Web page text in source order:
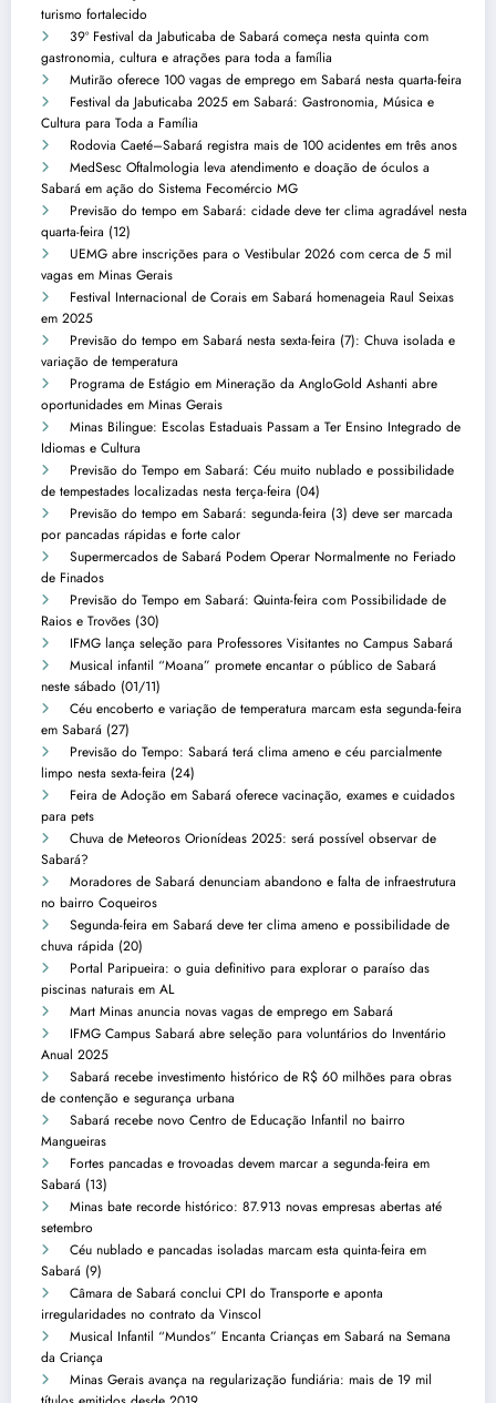
turismo fortalecido
39º Festival da Jabuticaba de Sabará começa nesta quinta com
gastronomia, cultura e atrações para toda a família
Mutirão oferece 100 vagas de emprego em Sabará nesta quarta-feira
Festival da Jabuticaba 2025 em Sabará: Gastronomia, Música e
Cultura para Toda a Família
Rodovia Caeté–Sabará registra mais de 100 acidentes em três anos
MedSesc Oftalmologia leva atendimento e doação de óculos a
Sabará em ação do Sistema Fecomércio MG
Previsão do tempo em Sabará: cidade deve ter clima agradável nesta
quarta-feira (12)
UEMG abre inscrições para o Vestibular 2026 com cerca de 5 mil
vagas em Minas Gerais
Festival Internacional de Corais em Sabará homenageia Raul Seixas
em 2025
Previsão do tempo em Sabará nesta sexta-feira (7): Chuva isolada e
variação de temperatura
Programa de Estágio em Mineração da AngloGold Ashanti abre
oportunidades em Minas Gerais
Minas Bilingue: Escolas Estaduais Passam a Ter Ensino Integrado de
Idiomas e Cultura
Previsão do Tempo em Sabará: Céu muito nublado e possibilidade
de tempestades localizadas nesta terça-feira (04)
Previsão do tempo em Sabará: segunda-feira (3) deve ser marcada
por pancadas rápidas e forte calor
Supermercados de Sabará Podem Operar Normalmente no Feriado
de Finados
Previsão do Tempo em Sabará: Quinta-feira com Possibilidade de
Raios e Trovões (30)
IFMG lança seleção para Professores Visitantes no Campus Sabará
Musical infantil “Moana” promete encantar o público de Sabará
neste sábado (01/11)
Céu encoberto e variação de temperatura marcam esta segunda-feira
em Sabará (27)
Previsão do Tempo: Sabará terá clima ameno e céu parcialmente
limpo nesta sexta-feira (24)
Feira de Adoção em Sabará oferece vacinação, exames e cuidados
para pets
Chuva de Meteoros Orionídeas 2025: será possível observar de
Sabará?
Moradores de Sabará denunciam abandono e falta de infraestrutura
no bairro Coqueiros
Segunda-feira em Sabará deve ter clima ameno e possibilidade de
chuva rápida (20)
Portal Paripueira: o guia definitivo para explorar o paraíso das
piscinas naturais em AL
Mart Minas anuncia novas vagas de emprego em Sabará
IFMG Campus Sabará abre seleção para voluntários do Inventário
Anual 2025
Sabará recebe investimento histórico de R$ 60 milhões para obras
de contenção e segurança urbana
Sabará recebe novo Centro de Educação Infantil no bairro
Mangueiras
Fortes pancadas e trovoadas devem marcar a segunda-feira em
Sabará (13)
Minas bate recorde histórico: 87.913 novas empresas abertas até
setembro
Céu nublado e pancadas isoladas marcam esta quinta-feira em
Sabará (9)
Câmara de Sabará conclui CPI do Transporte e aponta
irregularidades no contrato da Vinscol
Musical Infantil “Mundos” Encanta Crianças em Sabará na Semana
da Criança
Minas Gerais avança na regularização fundiária: mais de 19 mil